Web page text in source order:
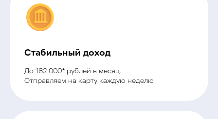
Стабильный доход
До 182 000* рублей в месяц.
Отправляем на карту каждую неделю